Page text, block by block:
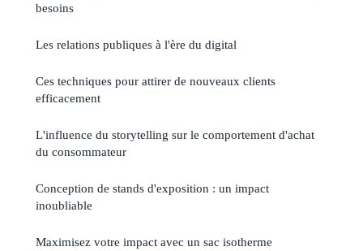
besoins
Les relations publiques à l'ère du digital
Ces techniques pour attirer de nouveaux clients
efficacement
L'influence du storytelling sur le comportement d'achat
du consommateur
Conception de stands d'exposition : un impact
inoubliable
Maximisez votre impact avec un sac isotherme